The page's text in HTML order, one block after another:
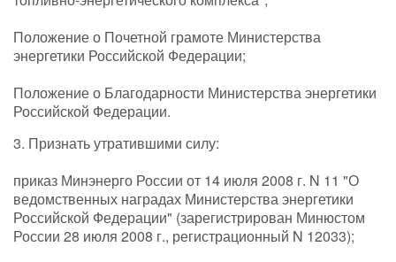
Положение о Почетной грамоте Министерства
энергетики Российской Федерации;
Положение о Благодарности Министерства энергетики
Российской Федерации.
3. Признать утратившими силу:
приказ Минэнерго России от 14 июля 2008 г. N 11 "О
ведомственных наградах Министерства энергетики
Российской Федерации" (зарегистрирован Минюстом
России 28 июля 2008 г., регистрационный N 12033);